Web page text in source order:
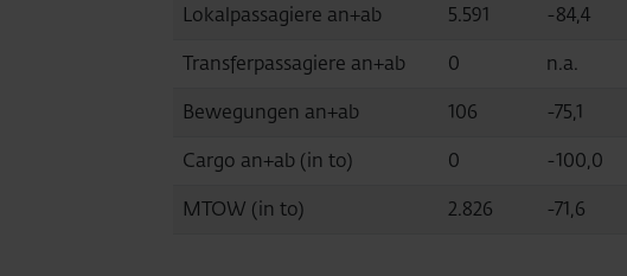
Lokalpassagiere an+ab
5.591 -84,4
Transferpassagiere an+ab
0 n.a.
Bewegungen an+ab
106 -75,1
Cargo an+ab (in to)
0 -100,0
MTOW (in to)
2.826 -71,6